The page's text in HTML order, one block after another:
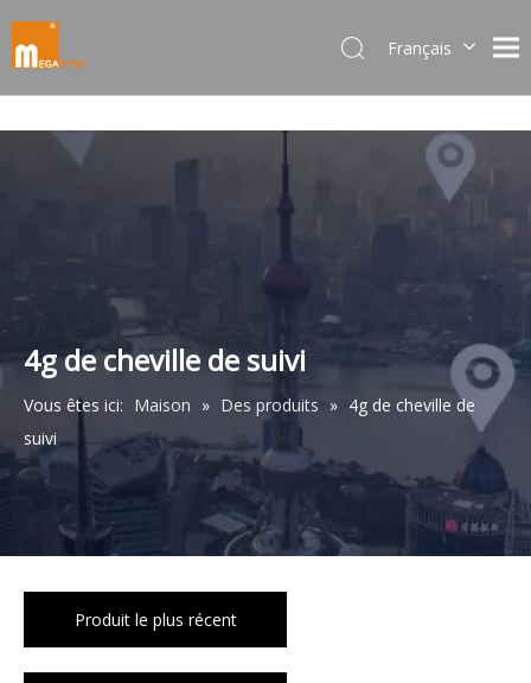
Français
한국어
日本語
Pусский
English
4g de cheville de suivi
Vous êtes ici: Maison » Des produits » 4g de cheville de
suivi
Produit le plus récent